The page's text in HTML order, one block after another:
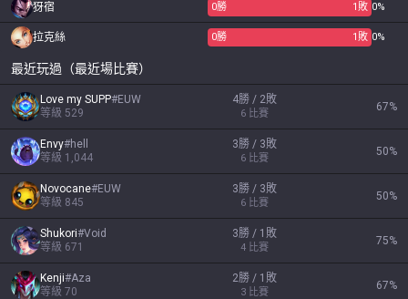
犽宿 0勝 1 敗 0%
拉克絲 0勝 1 敗 0%
最近玩過（最近場比賽）
Love my SUPP#EUW
等級 529
4勝 / 2敗
6 比賽
67%
Envy#hell
等級 1,044
3勝 / 3敗
6 比賽
50%
Novocane#EUW
等級 845
3勝 / 3敗
6 比賽
50%
Shukori#Void
等級 671
3勝 / 1敗
4 比賽
75%
Kenji#Aza
等級 70
2勝 / 1敗
3 比賽
67%